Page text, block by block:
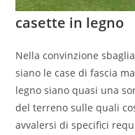
casette in legno
Nella convinzione
siano le case di fascia
legno siano quasi una
del terreno sulle quali
avvalersi di specifici